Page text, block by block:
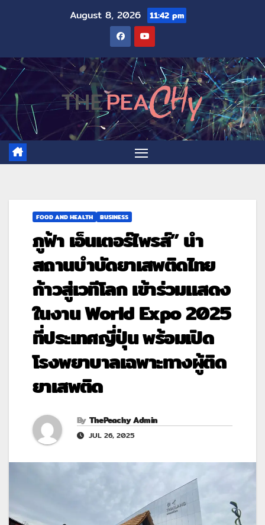
August 8, 2026 11:42 pm
FOOD AND HEALTH BUSINESS
ภูฟ้า เอ็นเตอร์ไพรส์” นำ
สถานบำบัดยาเสพติดไทย
ก้าวสู่เวทีโลก เข้าร่วมแสดง
ในงาน World Expo 2025
ที่ประเทศญี่ปุ่น พร้อมเปิด
โรงพยาบาลเฉพาะทางผู้ติด
ยาเสพติด
By ThePeachy Admin
JUL 26, 2025